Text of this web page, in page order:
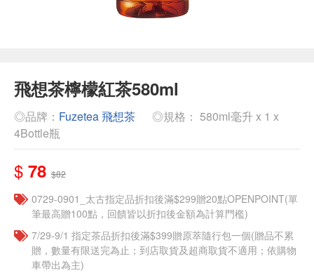
飛想茶檸檬紅茶580ml
◎品牌： Fuzetea 飛想茶
◎規格： 580ml毫升 x 1 x
4Bottle瓶
$ 78 $82
0729-0901_太古指定品折扣後滿$299贈20點OPENPOINT(單
筆最高贈100點，回饋皆以折扣後金額為計算門檻)
7/29-9/1 指定茶品折扣後滿$399贈原萃隨行包一個​(贈品不累
贈，數量有限送完為止；到店取貨及超商取貨不適用；依購物
車帶出為主)